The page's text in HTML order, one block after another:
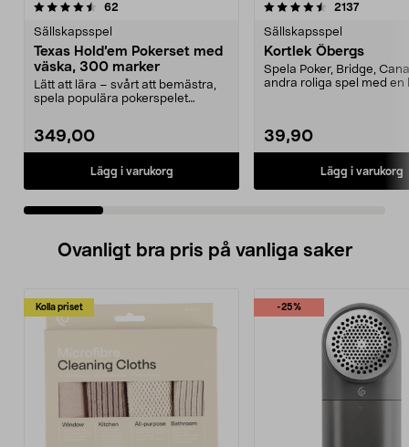
62
Sällskapsspel
Texas Hold’em Pokerset med
väska, 300 marker
Lätt att lära – svårt att bemästra,
spela populära pokerspelet
349,00
Lägg i varukorg
4.5 av 5 stjärnor 2137
Sällskapsspel
Kortlek Öbergs
Spela Poker, Bridge,
andra roliga spel med en
39,90
Lägg i varukorg
5.0 av 5 stjärnor
Ovanligt bra pris på vanliga saker
Kolla priset -25%